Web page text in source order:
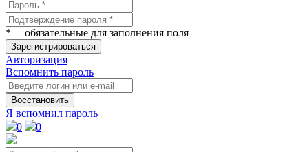
*— обязательные для заполнения поля
Зарегистрироваться
Авторизация
Вспомнить пароль
Восстановить
Я вспомнил пароль
0
0